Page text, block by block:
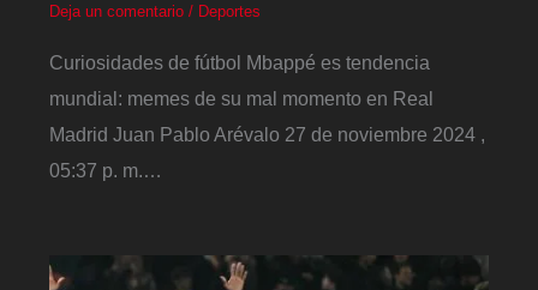
Deja un comentario / Deportes
Curiosidades de fútbol Mbappé es tendencia
mundial: memes de su mal momento en Real
Madrid Juan Pablo Arévalo 27 de noviembre 2024 ,
05:37 p. m.…